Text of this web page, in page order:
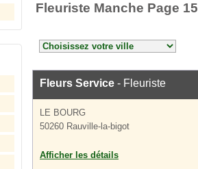
Fleuriste Manche Page 15
Fleurs Service - Fleuriste
LE BOURG
50260 Rauville-la-bigot
Afficher les détails